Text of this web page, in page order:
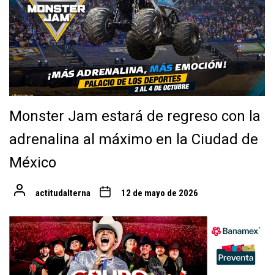
Monster Jam estará de regreso con la
adrenalina al máximo en la Ciudad de
México
actitudalterna 12 de mayo de 2026